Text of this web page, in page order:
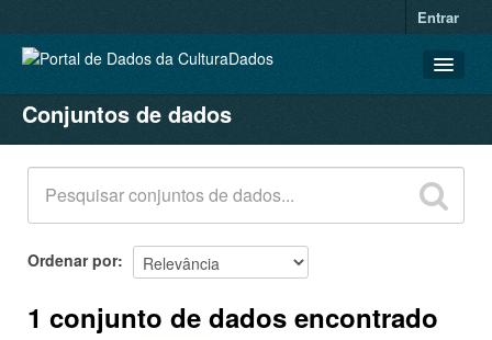
Entrar
CONJUNTOS DE DADOS
ORGANIZAÇÕES
GRUPOS
SOBRE
Conjuntos de dados
Ordenar por
1 conjunto de dados encontrado